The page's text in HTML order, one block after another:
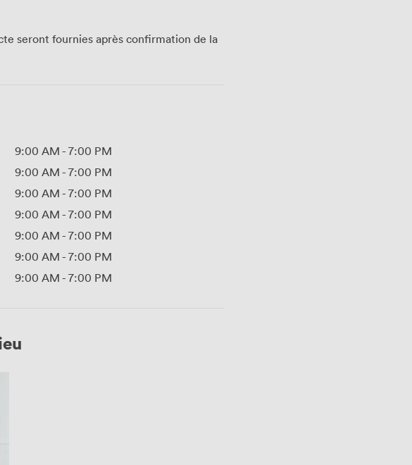
seront fournies après confirmation de la
9:00 AM - 7:00 PM
9:00 AM - 7:00 PM
9:00 AM - 7:00 PM
9:00 AM - 7:00 PM
9:00 AM - 7:00 PM
9:00 AM - 7:00 PM
9:00 AM - 7:00 PM